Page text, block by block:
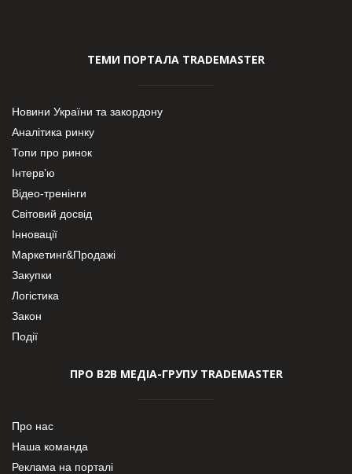
ТЕМИ ПОРТАЛА TRADEMASTER
Новини України та закордону
Аналітика ринку
Топи про ринок
Інтерв’ю
Відео-тренінги
Світовий досвід
Інновації
Маркетинг&Продажі
Закупки
Логістика
Закон
Події
ПРО В2В МЕДІА-ГРУПУ TRADEMASTER
Про нас
Наша команда
Реклама на порталі